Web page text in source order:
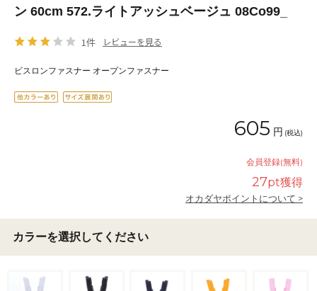
ン 60cm 572.ライトアッシュベージュ 08Co99_
1件 レビューを見る
ビスロンファスナー オープンファスナー
605 円 (税込)
会員登録(無料)
27pt獲得
オカダヤポイントについて >
カラーを選択してください